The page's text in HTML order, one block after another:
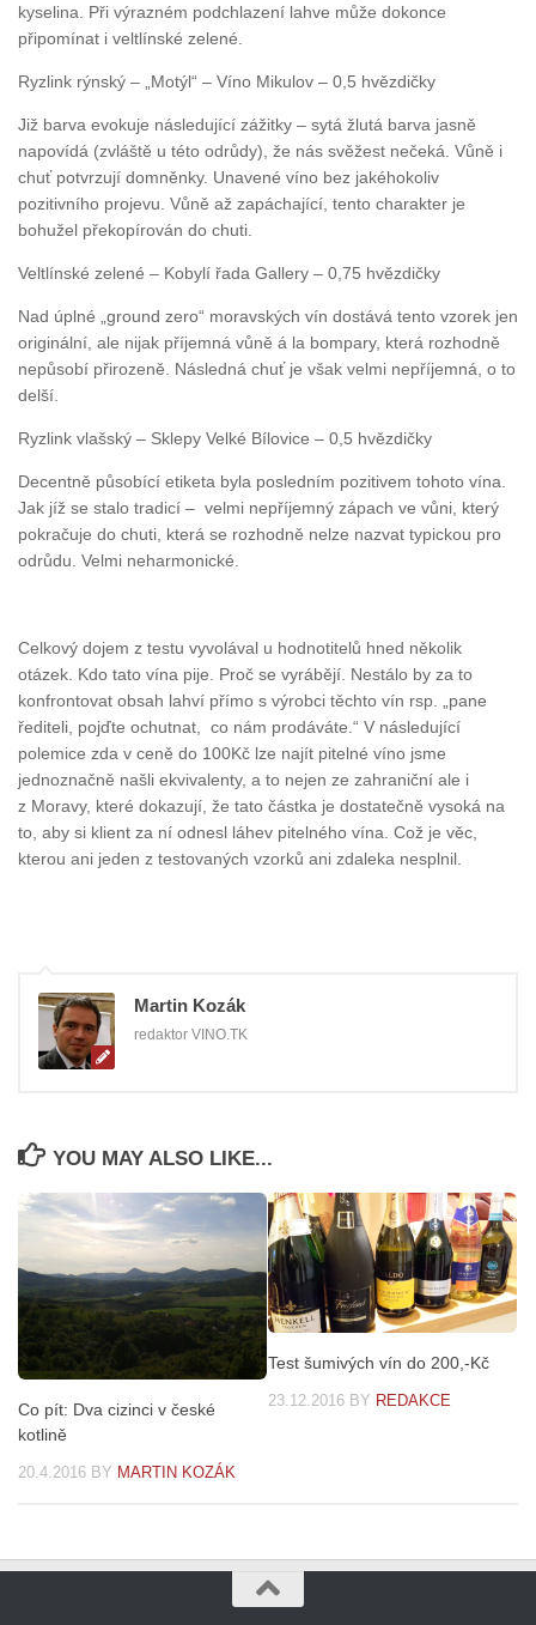
kyselina. Při výrazném podchlazení lahve může dokonce
připomínat i veltlínské zelené.
Ryzlink rýnský – „Motýl“ – Víno Mikulov – 0,5 hvězdičky
Již barva evokuje následující zážitky – sytá žlutá barva jasně
napovídá (zvláště u této odrůdy), že nás svěžest nečeká. Vůně i
chuť potvrzují domněnky. Unavené víno bez jakéhokoliv
pozitivního projevu. Vůně až zapáchající, tento charakter je
bohužel překopírován do chuti.
Veltlínské zelené – Kobylí řada Gallery – 0,75 hvězdičky
Nad úplné „ground zero“ moravských vín dostává tento vzorek jen
originální, ale nijak příjemná vůně á la bompary, která rozhodně
nepůsobí přirozeně. Následná chuť je však velmi nepříjemná, o to
delší.
Ryzlink vlašský – Sklepy Velké Bílovice – 0,5 hvězdičky
Decentně působící etiketa byla posledním pozitivem tohoto vína.
Jak jíž se stalo tradicí – velmi nepříjemný zápach ve vůni, který
pokračuje do chuti, která se rozhodně nelze nazvat typickou pro
odrůdu. Velmi neharmonické.
Celkový dojem z testu vyvolával u hodnotitelů hned několik
otázek. Kdo tato vína pije. Proč se vyrábějí. Nestálo by za to
konfrontovat obsah lahví přímo s výrobci těchto vín rsp. „pane
řediteli, pojďte ochutnat, co nám prodáváte.“ V následující
polemice zda v ceně do 100Kč lze najít pitelné víno jsme
jednoznačně našli ekvivalenty, a to nejen ze zahraniční ale i
z Moravy, které dokazují, že tato částka je dostatečně vysoká na
to, aby si klient za ní odnesl láhev pitelného vína. Což je věc,
kterou ani jeden z testovaných vzorků ani zdaleka nesplnil.
Martin Kozák
redaktor VINO.TK
YOU MAY ALSO LIKE...
Co pít: Dva cizinci v české
kotlině
20.4.2016 BY MARTIN KOZÁK
Test šumivých vín do 200,-Kč
23.12.2016 BY REDAKCE